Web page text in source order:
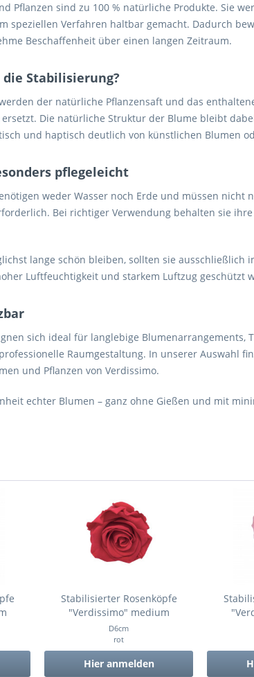
Pflanzen sind zu 100 % natürliche Produkte. Sie
speziellen Verfahren haltbar gemacht. Dadurch
Beschaffenheit über einen langen Zeitraum.
Stabilisierung?
der natürliche Pflanzensaft und das
Die natürliche Struktur der Blume bleibt
und haptisch deutlich von künstlichen Blumen
pflegeleicht
weder Wasser noch Erde und müssen
Bei richtiger Verwendung behalten sie
lange schön bleiben, sollten sie
Luftfeuchtigkeit und starkem Luftzug geschützt
sich ideal für langlebige Blumenarrangements,
Raumgestaltung. In unserer Auswahl
und Pflanzen von Verdissimo.
echter Blumen – ganz ohne Gießen und mit
Stabilisierter Rosenköpfe
"Verdissimo" medium
D6cm
rot
Hier anmelden